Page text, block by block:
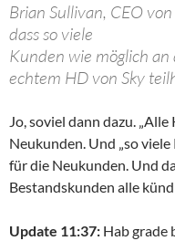
Brian Sullivan, CEO
dass so viele
Kunden wie möglich
echtem HD von Sky
Jo, soviel dann dazu.
Neukunden. Und „so
für die Neukunden. Und
Bestandskunden alle
Update 11:37: Hab grade